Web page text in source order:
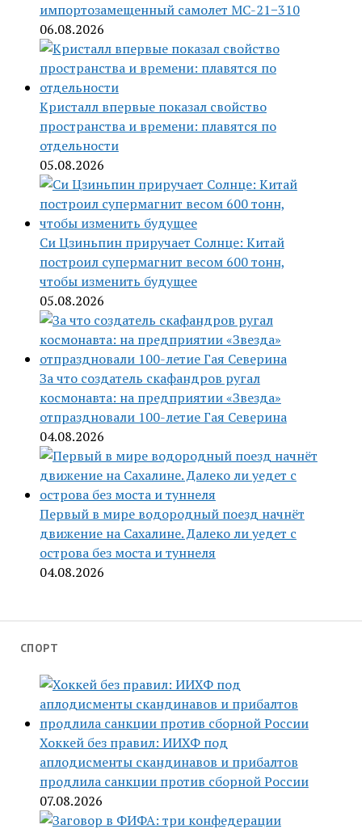
импортозамещенный самолет МС-21−310
06.08.2026
Кристалл впервые показал свойство
пространства и времени: плавятся по
отдельности
05.08.2026
Си Цзиньпин приручает Солнце: Китай
построил супермагнит весом 600 тонн,
чтобы изменить будущее
05.08.2026
За что создатель скафандров ругал
космонавта: на предприятии «Звезда»
отпраздновали 100-летие Гая Северина
04.08.2026
Первый в мире водородный поезд начнёт
движение на Сахалине. Далеко ли уедет с
острова без моста и туннеля
04.08.2026
СПОРТ
Хоккей без правил: ИИХФ под
аплодисменты скандинавов и прибалтов
продлила санкции против сборной России
07.08.2026